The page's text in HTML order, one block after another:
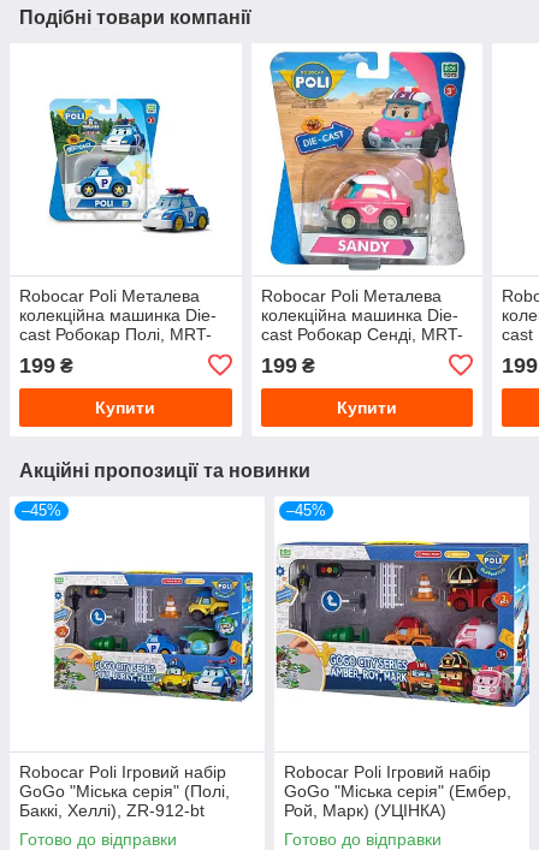
Подібні товари компанії
Robocar Poli Металева
колекційна машинка Die-
cast Робокар Полі, MRT-
199 ₴
Купити
Robocar Poli Металева
колекційна машинка Die-
cast Робокар Сенді, MRT-
199₴
Купити
cast
199
Акційні пропозиції та новинки
–45%
Robocar Poli Ігровий набір
GoGo "Міська серія" (Полі,
Баккі, Хеллі), ZR-912-bt
(Уцінка)
Готово до відправки
–45%
Robocar Poli Ігровий набір
GoGo "Міська серія" (Ембер,
Рой, Марк) (УЦІНКА)
Готово до відправки